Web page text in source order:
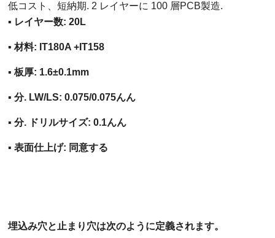
低コスト、短納期. 2 レイヤーに 100 層PCB製造.
▪ レイヤー数: 20L
▪ 材料: IT180A +IT158
▪ 板厚: 1.6±0.1mm
▪ 分. LW/LS: 0.075/0.075んん
▪ 分. ドリルサイズ: 0.1んん
▪ 表面仕上げ: 同意する
埋込み穴と止まり穴は次のように定義されます。